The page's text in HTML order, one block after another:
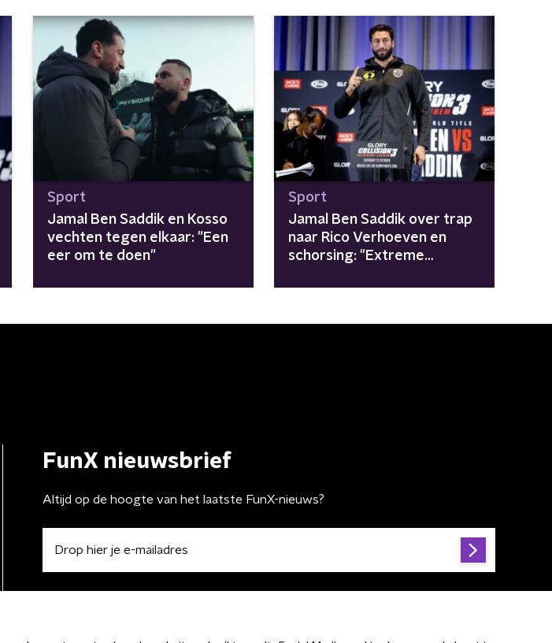
Sport
Jamal Ben Saddik en Kosso
vechten tegen elkaar: "Een
eer om te doen"
Sport
Jamal Ben Saddik over trap
naar Rico Verhoeven en
schorsing: "Extreme
FunX nieuwsbrief
Altijd op de hoogte van het laatste FunX-nieuws?